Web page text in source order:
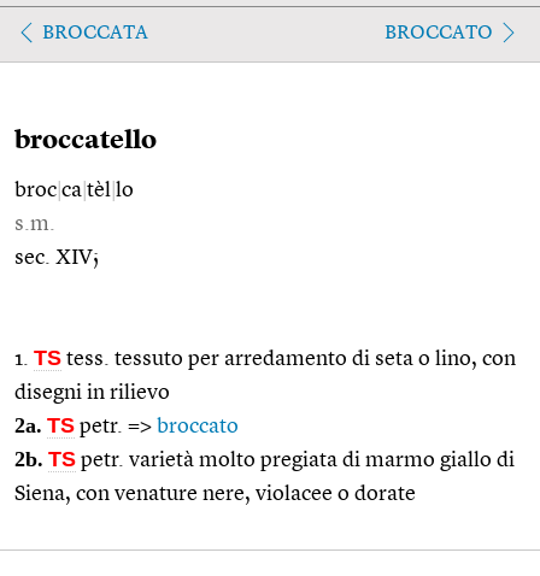
BROCCATA BROCCATO
broccatello
broc ca tèl lo
s.m.
sec. XIV;
1. TS tess. tessuto per arredamento di seta o lino, con
disegni in rilievo
2a. TS petr. => broccato
2b. TS petr. varietà molto pregiata di marmo giallo di
Siena, con venature nere, violacee o dorate